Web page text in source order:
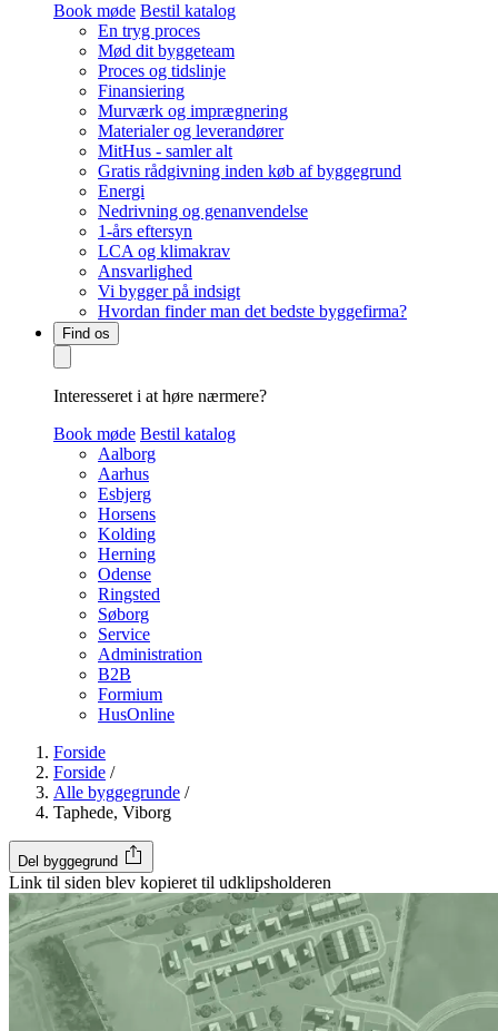
Book møde Bestil katalog
En tryg proces
Mød dit byggeteam
Proces og tidslinje
Finansiering
Murværk og imprægnering
Materialer og leverandører
MitHus - samler alt
Gratis rådgivning inden køb af byggegrund
Energi
Nedrivning og genanvendelse
1-års eftersyn
LCA og klimakrav
Ansvarlighed
Vi bygger på indsigt
Hvordan finder man det bedste byggefirma?
Find os
Interesseret i at høre nærmere?
Book møde Bestil katalog
Aalborg
Aarhus
Esbjerg
Horsens
Kolding
Herning
Odense
Ringsted
Søborg
Service
Administration
B2B
Formium
HusOnline
Forside
Forside /
Alle byggegrunde /
Taphede, Viborg
Del byggegrund
Link til siden blev kopieret til udklipsholderen